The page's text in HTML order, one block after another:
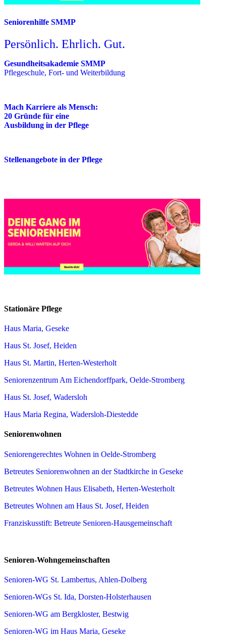
Seniorenhilfe SMMP
Persönlich. Ehrlich. Gut.
Gesundheitsakademie SMMP
Pflegeschule, Fort- und Weiterbildung
Mach Karriere als Mensch:
20 Gründe für eine
Ausbildung in der Pflege
Stellenangebote in der Pflege
Stationäre Pflege
Haus Maria, Geseke
Haus St. Josef, Heiden
Haus St. Martin, Herten-Westerholt
Seniorenzentrum Am Eichendorffpark, Oelde-Stromberg
Haus St. Josef, Wadersloh
Haus Maria Regina, Wadersloh-Diestedde
Seniorenwohnen
Seniorengerechtes Wohnen in Oelde-Stromberg
Betreutes Seniorenwohnen an der Stadtkirche in Geseke
Betreutes Wohnen Haus Elisabeth, Herten-Westerholt
Betreutes Wohnen am Haus St. Josef, Heiden
Franziskusstift: Betreute Senioren-Hausgemeinschaft
Senioren-Wohngemeinschaften
Senioren-WG St. Lambertus, Ahlen-Dolberg
Senioren-WGs St. Ida, Dorsten-Holsterhausen
Senioren-WG am Bergkloster, Bestwig
Senioren-WG im Haus Maria, Geseke